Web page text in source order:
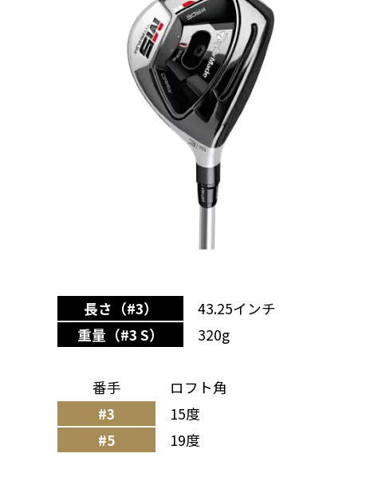
長さ（#3）
43.25インチ
重量（#3 S）
320g
番手
ロフト角
#3
15度
#5
19度